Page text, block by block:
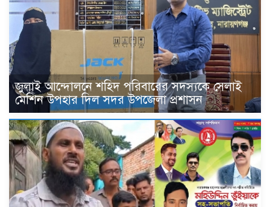
জুলাই আন্দোলনে শহিদ পরিবারের সদস্যকে সেলাই
মেশিন উপহার দিল সদর উপজেলা প্রশাসন